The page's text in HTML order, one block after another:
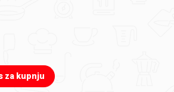
za kupnju